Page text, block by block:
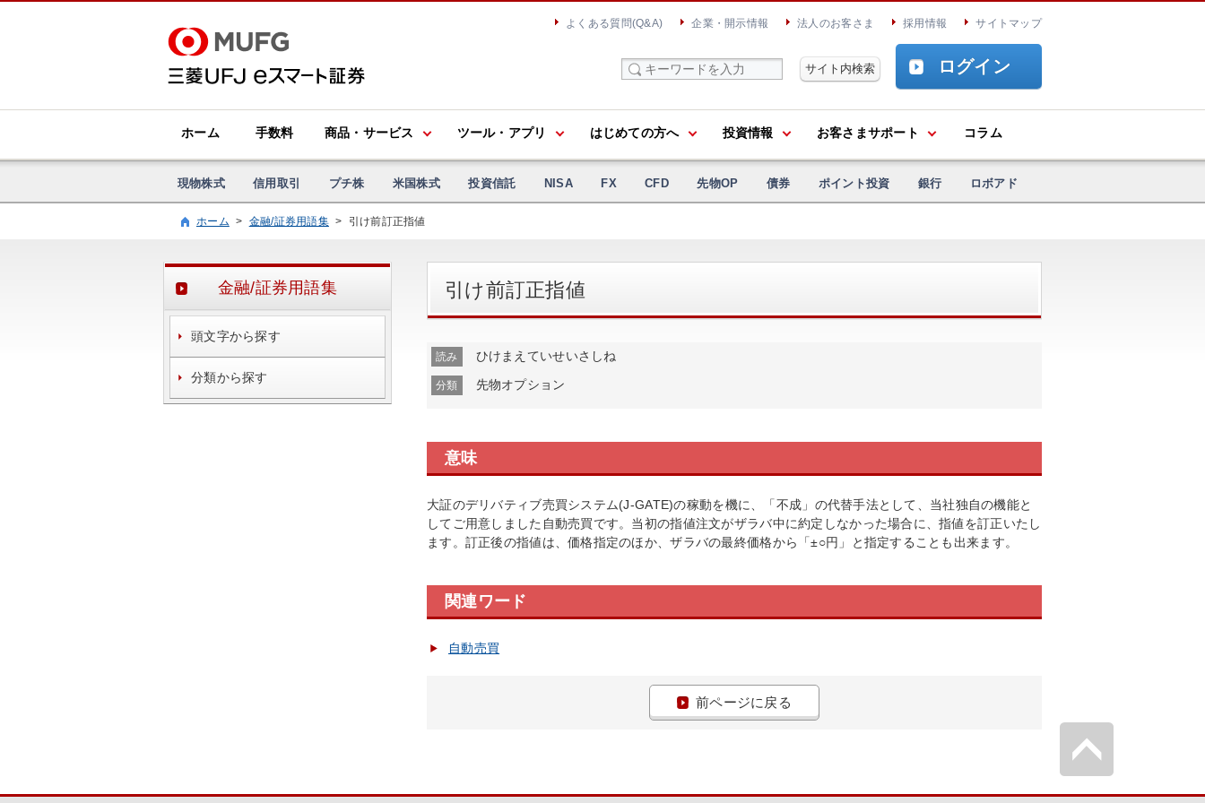
よくある質問(Q&A) 企業・開示情報 法人のお客さま 採用情報 サイトマップ
ログイン
ホーム 手数料 商品・サービス ツール・アプリ はじめての方へ 投資情報 お客さまサポート コラム
現物株式 信用取引 プチ株 米国株式 投資信託 NISA FX CFD 先物OP 債券 ポイント投資 銀行 ロボアド
ホーム > 金融/証券用語集 > 引け前訂正指値
引け前訂正指値
読み ひけまえていせいさしね
分類 先物オプション
意味
大証のデリバティブ売買システム(J-GATE)の稼動を機に、「不成」の代替手法として、当社独自の機能と
してご用意しました自動売買です。当初の指値注文がザラバ中に約定しなかった場合に、指値を訂正いたし
ます。訂正後の指値は、価格指定のほか、ザラバの最終価格から「±○円」と指定することも出来ます。
関連ワード
自動売買
前ページに戻る
金融/証券用語集
頭文字から探す
分類から探す